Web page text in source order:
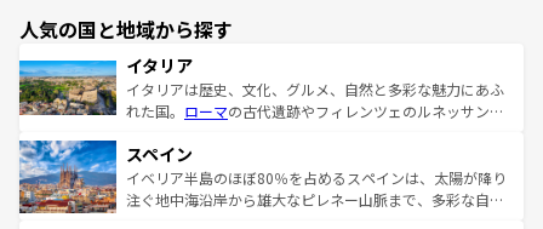
人気の国と地域から探す
イタリア
イタリアは歴史、文化、グルメ、自然と多彩な魅力にあふ
れた国。 ローマの古代遺跡やフィレンツェのルネッサンス
ろん、トスカーナの美しい田園風景やアマルフィ海岸の絶
景など、自然景観も見逃せない。観光の合間には、本場の
ピザやパスタなど、絶品のイタリア料理を堪能することも
スペイン
イベリア半島のほぼ80％を占めるスペインは、太陽が降り
注ぐ地中海沿岸から雄大なピレネー山脈まで、多彩な自然